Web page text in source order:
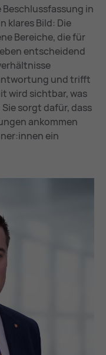
in
klares Bild: Die
Bereiche, die für
entscheidend
und trifft
wird sichtbar, was
sorgt dafür, dass
ankommen
ein